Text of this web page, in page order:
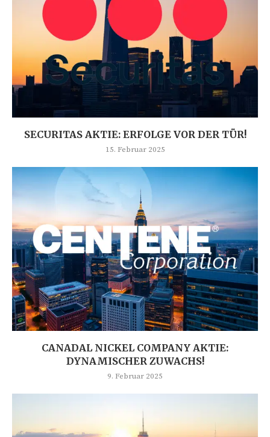
SECURITAS AKTIE: ERFOLGE VOR DER TÜR!
15. Februar 2025
CANADAL NICKEL COMPANY AKTIE:
DYNAMISCHER ZUWACHS!
9. Februar 2025